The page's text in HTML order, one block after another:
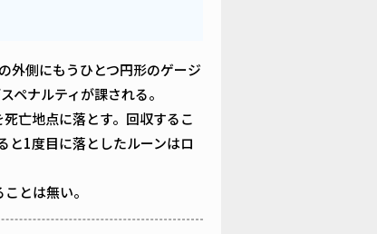
外側にもうひとつ円形のゲージ
ペナルティが課される。
亡地点に落とす。回収するこ
と1度目に落としたルーンはロ
とは無い。